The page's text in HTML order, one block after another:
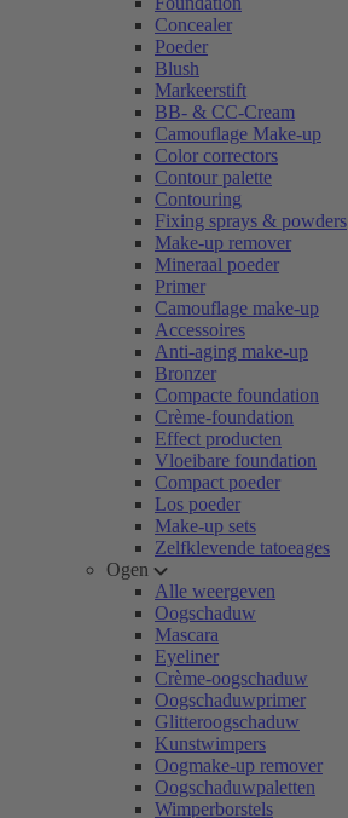
Concealer
Poeder
Blush
Markeerstift
BB- & CC-Cream
Camouflage Make-up
Color correctors
Contour palette
Contouring
Fixing sprays & powders
Make-up remover
Mineraal poeder
Primer
Camouflage make-up
Accessoires
Anti-aging make-up
Bronzer
Compacte foundation
Crème-foundation
Effect producten
Vloeibare foundation
Compact poeder
Los poeder
Make-up sets
Zelfklevende tatoeages
Ogen
Alle weergeven
Oogschaduw
Mascara
Eyeliner
Crème-oogschaduw
Oogschaduwprimer
Glitteroogschaduw
Kunstwimpers
Oogmake-up remover
Oogschaduwpaletten
Wimperborstels